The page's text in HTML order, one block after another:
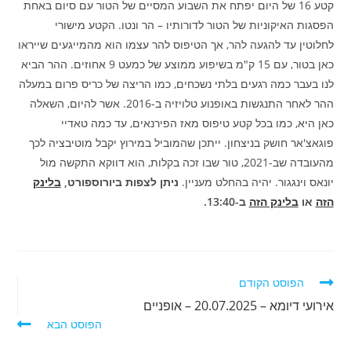
קטע 16 של היום יפתח את השבוע המסיים של הטור עם סיום באחת
הפסגות האיקוניות של הטור לדורותיו – הר ונטו. הקטע מישורי
לחלוטין עד להגעה להר, אך הטיפוס להר עצמו הוא מהמייגעים שייראו
כאן בטור, עם 15 ק"מ בשיפוע ממוצע של כמעט 9 אחוזים. ההר הביא
לנו בעבר כמה רגעים בלתי נשכחים, כמו הריצה של כריס פרום במעלה
ההר לאחר התנגשות באופנוע טלויזיה ב-2016. אשר להיום, השאלה
כאן היא, כמו בכל קטע טיפוס מאז הפירנאים, עד כמה טאדיי
פוגאצ'אר חושק בניצחון. ייתכן שהמוביל במירוץ יקבל מוטיבציה לכך
מהעובדה שב-2021, טור שבו זכה בקלות, הוא דווקא התקשה מול
יונאס וינגגור. יהיה בהחלט מעניין. ניתן לצפות ביורוספורט,בלינק
הזה אובלינק הזה ב-13:40.
לקרוא
נוספים
הפוסט הקודם
אירועי דיומא – 20.07.2025 – אופניים
הפוסט הבא